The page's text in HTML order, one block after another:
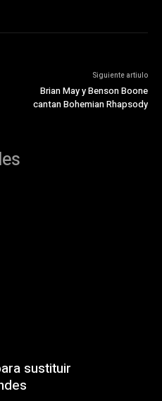
Siguiente artiulo
Brian May y Benson Boone
cantan Bohemian Rhapsody
sustituir